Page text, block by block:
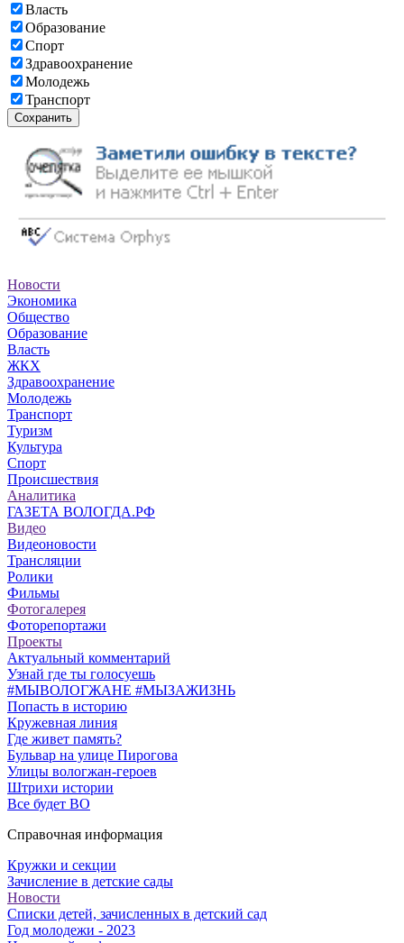
Власть
Образование
Спорт
Здравоохранение
Молодежь
Транспорт
Сохранить
Новости
Экономика
Общество
Образование
Власть
ЖКХ
Здравоохранение
Молодежь
Транспорт
Туризм
Культура
Спорт
Происшествия
Аналитика
ГАЗЕТА ВОЛОГДА.РФ
Видео
Видеоновости
Трансляции
Ролики
Фильмы
Фотогалерея
Фоторепортажи
Проекты
Актуальный комментарий
Узнай где ты голосуешь
#МЫВОЛОГЖАНЕ #МЫЗАЖИЗНЬ
Попасть в историю
Кружевная линия
Где живет память?
Бульвар на улице Пирогова
Улицы вологжан-героев
Штрихи истории
Все будет ВО
Справочная информация
Кружки и секции
Зачисление в детские сады
Новости
Списки детей, зачисленных в детский сад
Год молодежи - 2023